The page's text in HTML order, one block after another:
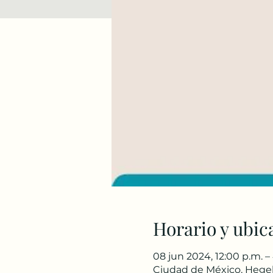
Horario y
08 jun 2024, 12:00 p.m.
Ciudad de México,